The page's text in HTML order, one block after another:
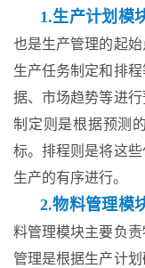
1.生产计划模
也是生产管理的起始
生产任务制定和排
据、市场趋势等进
制定则是根据预测
标。排程则是将这
生产的有序进行。
2.物料管理模
料管理模块主要负
管理是根据生产计